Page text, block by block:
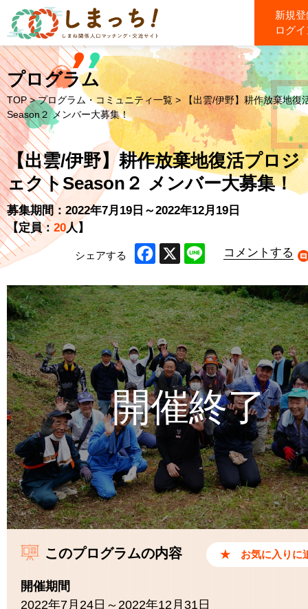
新規
ログ
プログラム
TOP >プログラム・コミュニティ一覧> 【出雲/伊野】耕作放棄地復
Season２ メンバー大募集！
【出雲/伊野】耕作放棄地復活プロジ
ェクトSeason２ メンバー大募集！
募集期間：2022年7月19日～2022年12月19日
【定員： 20人】
シェアする
コメントする
このプログラムの内容
開催期間
2022年7月24日～2022年12月31日